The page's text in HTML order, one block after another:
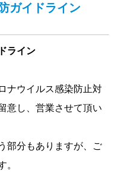
ガイドライン
ライン
ナウイルス感染防止対
意し、営業させて頂い
部分もありますが、ご